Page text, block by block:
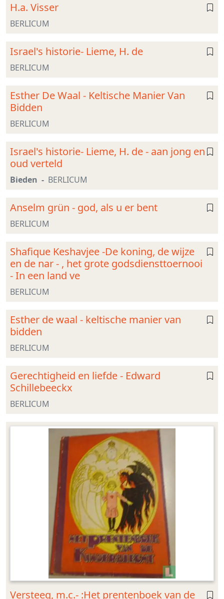
H.a. Visser
BERLICUM
Israel's historie- Lieme, H. de
BERLICUM
Esther De Waal - Keltische Manier Van
Bidden
BERLICUM
Israel's historie- Lieme, H. de - aan jong en
oud verteld
Bieden BERLICUM
Anselm grün - god, als u er bent
BERLICUM
Shafique Keshavjee -De koning, de wijze
en de nar - , het grote godsdiensttoernooi
- In een land ve
BERLICUM
Esther de waal - keltische manier van
bidden
BERLICUM
Gerechtigheid en liefde - Edward
Schillebeeckx
BERLICUM
Versteeg, m.c.- :Het prentenboek van de